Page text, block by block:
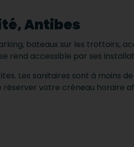
Antibes
bateaux sur les trottoirs,
rend accessible par ses
Les sanitaires sont à moins
réserver votre créneau horaire